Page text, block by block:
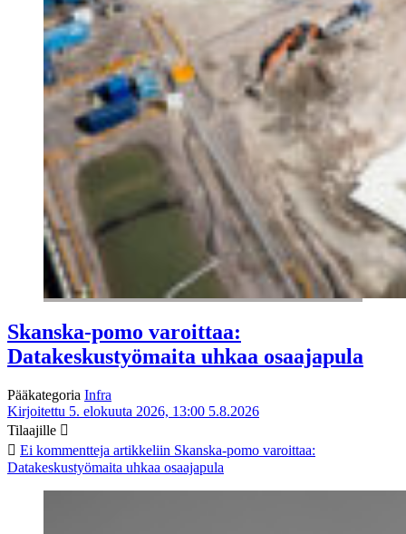
Skanska-pomo varoittaa:
Datakeskustyömaita uhkaa osaajapula
Pääkategoria Infra
Kirjoitettu 5. elokuuta 2026, 13:00 5.8.2026
Tilaajille
Ei kommentteja artikkeliin Skanska-pomo varoittaa:
Datakeskustyömaita uhkaa osaajapula